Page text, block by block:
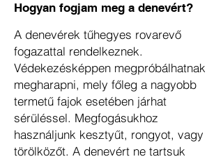
Hogyan fogjam meg a denevért?
A denevérek tűhegyes rovarevő
fogazattal rendelkeznek.
Védekezésképpen megpróbálhatnak
megharapni, mely főleg a nagyobb
termetű fajok esetében járhat
sérüléssel. Megfogásukhoz
használjunk kesztyűt, rongyot, vagy
törölközőt. A denevért ne tartsuk